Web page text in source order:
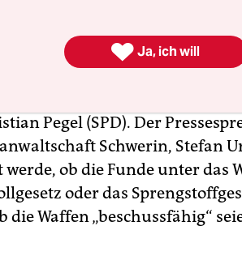
Pegel (SPD). Der
Schwerin, Stefan
ob die Funde unter das
oder das
die Waffen „beschussfähig“
 Ja, ich will